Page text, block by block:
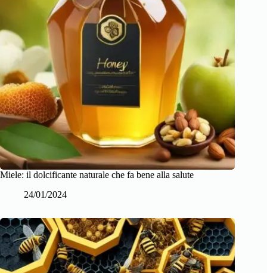
Miele: il dolcificante naturale che fa bene alla salute
24/01/2024